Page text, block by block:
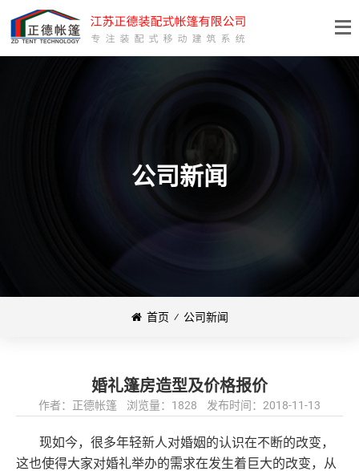
公司新闻
首页 ⁄ 公司新闻
婚礼篷房造型及价格报价
作者：正德帐篷 浏览量：1828 发布时间：2018-11-13
现如今，很多年轻新人对婚姻的认识在不断的改变，
这也使得大家对婚礼举办的需求在发生着巨大的改变，从